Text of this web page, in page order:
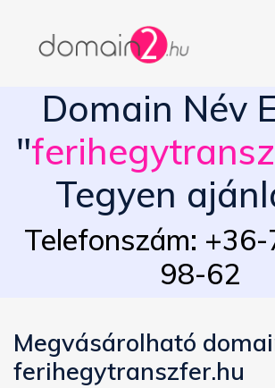
Domain Név
"
Tegyen
Telefonszám:
98-62
Megvásárolható
ferihegytranszfer.hu